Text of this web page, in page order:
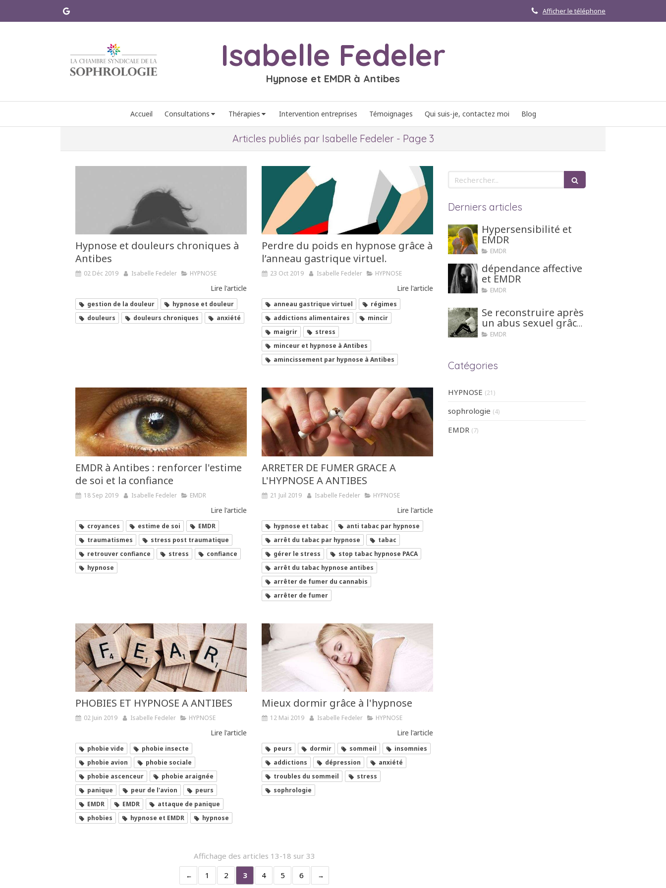
Afficher le téléphone
Isabelle Fedeler
Hypnose et EMDR à Antibes
Accueil Consultations Thérapies Intervention entreprises Témoignages Qui suis-je, contactez moi Blog
Articles publiés par Isabelle Fedeler - Page 3
Hypnose et douleurs chroniques à
Antibes
02 Déc 2019 Isabelle Fedeler HYPNOSE
Lire l'article
gestion de la douleur
hypnose et douleur
douleurs
douleurs chroniques anxiété
Perdre du poids en hypnose grâce à
l’anneau gastrique virtuel.
23 Oct 2019 Isabelle Fedeler HYPNOSE
Lire l'article
anneau gastrique virtuel
régimes
addictions alimentaires
mincir
maigrir
stress
minceur et hypnose à Antibes
amincissement par hypnose à Antibes
EMDR à Antibes : renforcer l'estime
de soi et la confiance
18 Sep 2019 Isabelle Fedeler EMDR
Lire l'article
croyances estime de soi
EMDR
traumatismes
stress post traumatique
retrouver confiance
stress
confiance
hypnose
ARRETER DE FUMER GRACE A
L'HYPNOSE A ANTIBES
21 Juil 2019 Isabelle Fedeler HYPNOSE
Lire l'article
hypnose et tabac
anti tabac par hypnose
arrêt du tabac par hypnose
tabac
gérer le stress
stop tabac hypnose PACA
arrêt du tabac hypnose antibes
arrêter de fumer du cannabis
arrêter de fumer
PHOBIES ET HYPNOSE A ANTIBES
02 Juin 2019 Isabelle Fedeler HYPNOSE
Lire l'article
phobie vide
phobie insecte
phobie avion
phobie sociale
phobie ascenceur
phobie araignée
panique
peur de l'avion
peurs
EMDR
EMDR
attaque de panique
phobies
hypnose et EMDR hypnose
Mieux dormir grâce à l'hypnose
12 Mai 2019 Isabelle Fedeler HYPNOSE
Lire l'article
peurs dormir sommeil
insomnies
addictions
dépression
anxiété
troubles du sommeil
stress
sophrologie
Affichage des articles 13-18 sur 33
1
2 3 4 5 6
Rechercher
Derniers articles
Hypersensibilité et
EMDR
EMDR
dépendance affective
et EMDR
EMDR
Se reconstruire après
un abus sexuel grâce
aux tehniques
EMDR
Catégories
HYPNOSE (21)
sophrologie (4)
EMDR (7)